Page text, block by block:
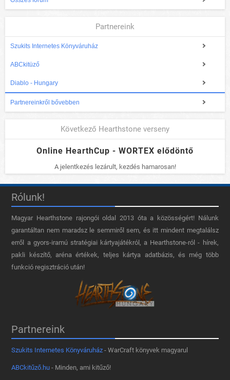
Partnereink
Szukits Internetes Könyváruház
ABCkitüző
Diablo - Hungary
Partnereinkről bővebben
Következő Hearthstone verseny
Online HearthCup - WORTEX elődöntő
A jelentkezés lezárult, kezdés hamarosan!
Rólunk!
Magyar Hearthstone​ rajongói oldal 2013 óta a közösségért! Nálunk
garantáltan nem maradsz le semmiről sem, és itt mindent megtalálsz
erről a gyors-iramú stratégiai kártyajátékról, a Hearthstone-ról - hírek,
pakli készítő, aréna értékek, teljes kártya adatbázis, és még több
funkció regisztráció után!
Partnereink
Szukits Internetes Könyváruház - WarCraft könyvek magyarul
ABCkitűző.hu - Minden, ami kitűző!